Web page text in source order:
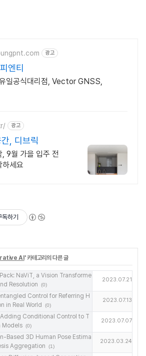
광고
엔티
일공식대리점, Vector GNSS,
광고
, 디브릭
9월 가을 입주 전
하세요
독하기
AI ' 카테고리의 다른 글
NaViT, a Vision Transforme
Resolution
(0)
2023.07.21
Control for Referring H
in Real World
(0)
2023.07.13
Conditional Control to T
Models (0)
2023.07.07
Based 3D Human Pose Estima
Aggregation
(1)
2023.03.24